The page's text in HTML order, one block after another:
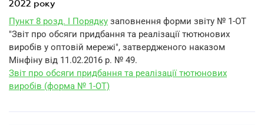
2022 року
Пункт 8 розд. I Порядку заповнення форми звіту № 1-ОТ
"Звіт про обсяги придбання та реалізації тютюнових
виробів у оптовій мережі", затвердженого наказом
Мінфіну від 11.02.2016 р. № 49.
Звіт про обсяги придбання та реалізації тютюнових
виробів (форма № 1-ОТ)